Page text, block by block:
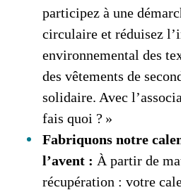
participez à une
circulaire et réduisez
environnemental des
des vêtements de
solidaire. Avec
fais quoi ? »
Fabriquons notre
l’avent : À partir de
récupération : votre